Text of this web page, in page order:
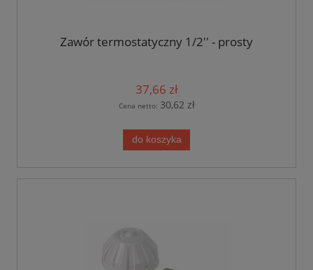
Zawór termostatyczny 1/2'' - prosty
37,66 zł
Cena netto: 30,62 zł
do koszyka